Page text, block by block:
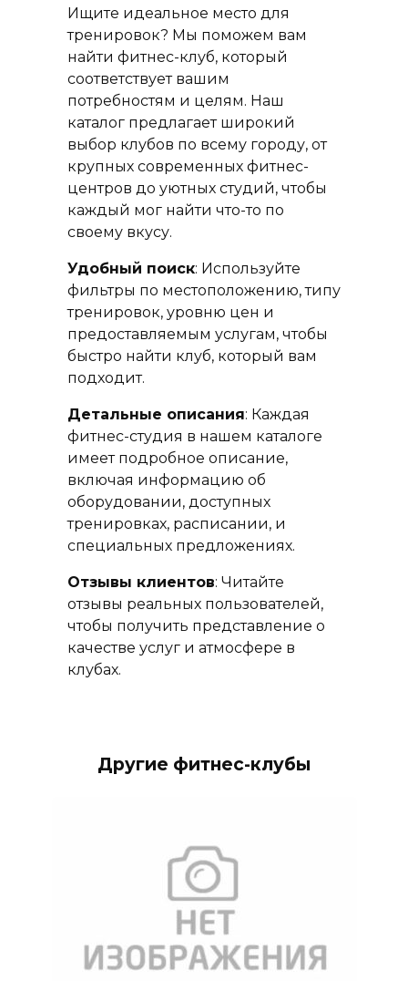
Ищите идеальное место для
тренировок? Мы поможем вам
найти фитнес-клуб, который
соответствует вашим
потребностям и целям. Наш
каталог предлагает широкий
выбор клубов по всему городу, от
крупных современных фитнес-
центров до уютных студий, чтобы
каждый мог найти что-то по
своему вкусу.
Удобный поиск: Используйте
фильтры по местоположению, типу
тренировок, уровню цен и
предоставляемым услугам, чтобы
быстро найти клуб, который вам
подходит.
Детальные описания: Каждая
фитнес-студия в нашем каталоге
имеет подробное описание,
включая информацию об
оборудовании, доступных
тренировках, расписании, и
специальных предложениях.
Отзывы клиентов: Читайте
отзывы реальных пользователей,
чтобы получить представление о
качестве услуг и атмосфере в
клубах.
Другие фитнес-клубы